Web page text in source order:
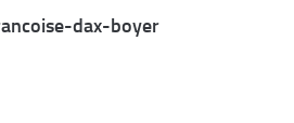
dax-boyer